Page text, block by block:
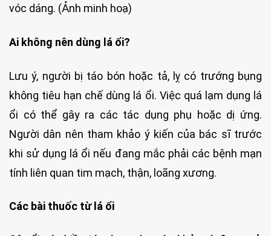
vóc dáng. (Ảnh minh hoạ)
Ai không nên dùng lá ổi?
Lưu ý, người bị táo bón hoặc tả, lỵ có trướng bụng
không tiêu hạn chế dùng lá ổi. Việc quá lạm dụng lá
ổi có thể gây ra các tác dụng phụ hoặc dị ứng.
Người dân nên tham khảo ý kiến của bác sĩ trước
khi sử dụng lá ổi nếu đang mắc phải các bệnh mạn
tính liên quan tim mạch, thận, loãng xương.
Các bài thuốc từ lá ổi